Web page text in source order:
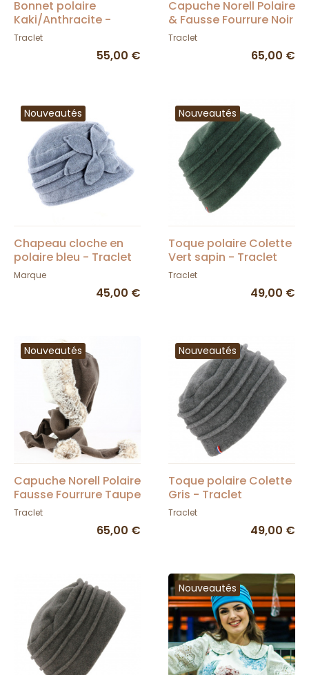
Bonnet polaire
Kaki/Anthracite -
Traclet
Traclet
55,00 €
Capuche Norell Polaire
& Fausse Fourrure Noir
- Traclet
Traclet
65,00 €
Nouveautés
Chapeau cloche en
polaire bleu - Traclet
Marque
45,00 €
Nouveautés
Toque polaire Colette
Vert sapin - Traclet
Traclet
49,00 €
Nouveautés
Capuche Norell Polaire
Fausse Fourrure Taupe
Marmotte - Traclet
Traclet
65,00 €
Nouveautés
Toque polaire Colette
Gris - Traclet
Traclet
49,00 €
Nouveautés